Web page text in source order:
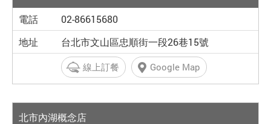
02-86615680
台北市文山區忠順街一段26巷15號
線上訂餐 Google Map
北市內湖概念店